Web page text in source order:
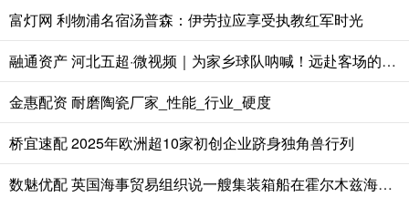
富灯网 利物浦名宿汤普森：伊劳拉应享受执教红军时光
融通资产 河北五超·微视频｜为家乡球队呐喊！远赴客场的唐山球迷齐唱《唐山，加油！》
金惠配资 耐磨陶瓷厂家_性能_行业_硬度
桥宜速配 2025年欧洲超10家初创企业跻身独角兽行列
数魅优配 英国海事贸易组织说一艘集装箱船在霍尔木兹海峡被击中